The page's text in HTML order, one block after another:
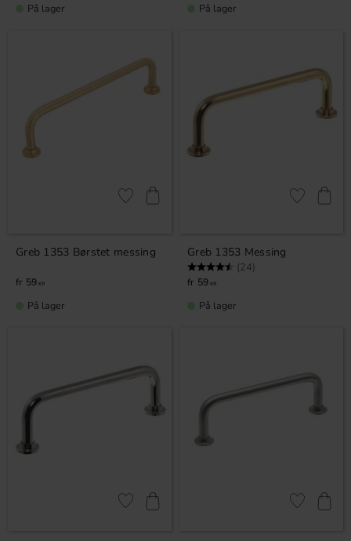
På lager På lager
Greb 1353 Børstet messing
59 KR
Gem som favorit
På lager
Greb 1353 Messing
Vurdering: (24)
59 KR
Gem som
På lager
Gem som favorit Gem som